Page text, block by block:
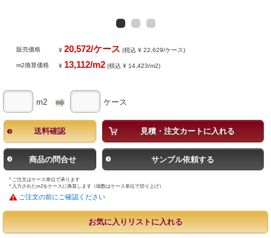
販売価格 ¥20,572/ケース (税込 ¥ 22,629/ケース)
m2換算価格 ¥ 13,112/m2 (税込 ¥ 14,423/m2)
m2 ケース
送料確認 見積・注文カートに入れる
商品の問合せ サンプル依頼する
* ご注文はケース単位で承ります
* 入力されたm2をケースに換算します（端数はケース単位で切り上げ）
ご注文の前にご確認ください
お気に入りリストに入れる